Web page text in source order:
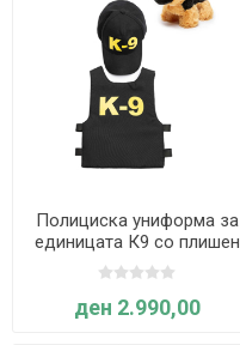
Полициска униформа за
единицата К9 со плишен
германски овчар - 4-6
години - Great Pretenders
ден 2.990,00